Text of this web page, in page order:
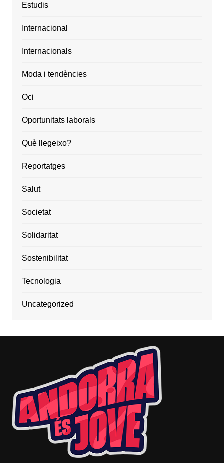
Estudis
Internacional
Internacionals
Moda i tendències
Oci
Oportunitats laborals
Què llegeixo?
Reportatges
Salut
Societat
Solidaritat
Sostenibilitat
Tecnologia
Uncategorized